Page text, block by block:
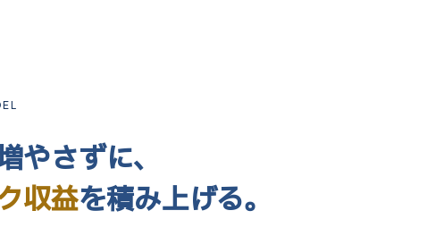
やさずに、
収益を積み上げる。